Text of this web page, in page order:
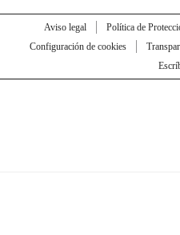
Aviso legal Política de
Configuración de cookies